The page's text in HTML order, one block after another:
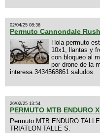
02/04/25 08:36
Permuto Cannondale
Hola permuto
10x1, llantas y
con bloqueo al
por drone de la
interesa 3434568861 saludos
26/02/25 13:54
PERMUTO MTB ENDURO
Permuto MTB ENDURO
TRIATLON TALLE S.